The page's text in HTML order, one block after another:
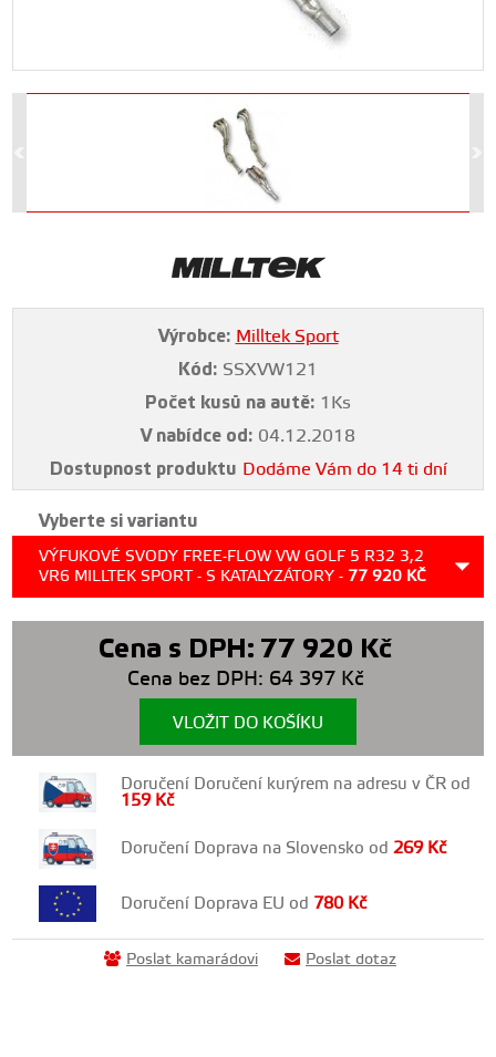
Výrobce: Milltek Sport
Kód: SSXVW121
Počet kusů na autě: 1Ks
V nabídce od: 04.12.2018
Dostupnost produktu Dodáme Vám do 14 ti dní
Vyberte si variantu
VÝFUKOVÉ SVODY FREE-FLOW VW GOLF 5 R32 3,2
VR6 MILLTEK SPORT - S KATALYZÁTORY - 77 920 KČ
Cena s DPH: 77 920 Kč
Cena bez DPH: 64 397 Kč
VLOŽIT DO KOŠÍKU
Doručení Doručení kurýrem na adresu v ČR od
159 Kč
Doručení Doprava na Slovensko od269 Kč
Doručení Doprava EU od 780 Kč
Poslat kamarádovi Poslat dotaz